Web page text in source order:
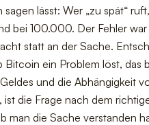
lässt: Wer „zu spät“
bei 100.000. Der Fehler
statt an der Sache.
ein Problem löst, das
und die Abhängigkeit
ist die Frage nach dem
man die Sache verstanden